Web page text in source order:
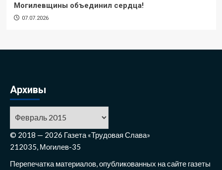
Могилевщины объединил сердца!
07.07.2026
Архивы
Архивы
© 2018 — 2026 Газета «Трудовая Слава»
212035, Могилев-35
Перепечатка материалов, опубликованных на сайте газеты